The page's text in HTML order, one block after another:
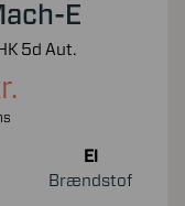
E
5d Aut.
El
Brændstof